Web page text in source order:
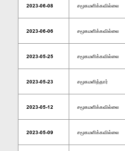
2023-06-08 சமூகமளிக்கவில்லை
2023-06-06 சமூகமளிக்கவில்லை
2023-05-25 சமூகமளிக்கவில்லை
2023-05-23 சமூகமளித்தார்
2023-05-12 சமூகமளிக்கவில்லை
2023-05-09 சமூகமளிக்கவில்லை